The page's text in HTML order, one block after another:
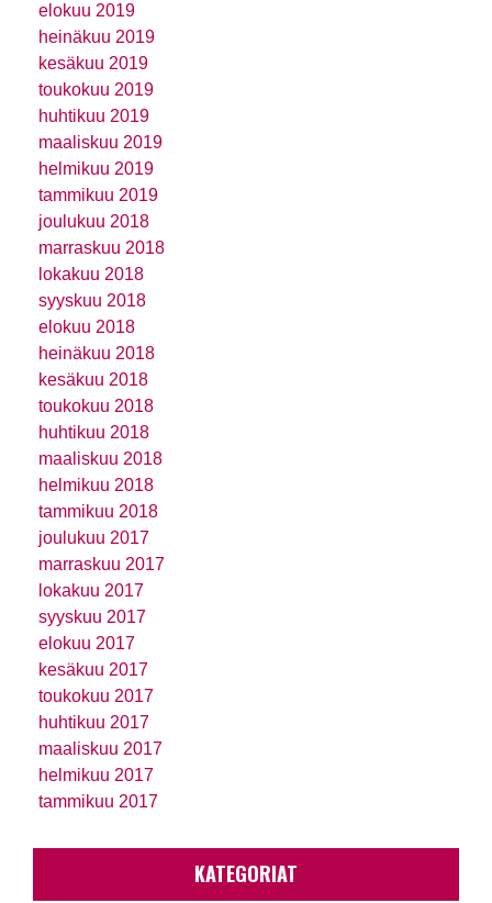
elokuu 2019
heinäkuu 2019
kesäkuu 2019
toukokuu 2019
huhtikuu 2019
maaliskuu 2019
helmikuu 2019
tammikuu 2019
joulukuu 2018
marraskuu 2018
lokakuu 2018
syyskuu 2018
elokuu 2018
heinäkuu 2018
kesäkuu 2018
toukokuu 2018
huhtikuu 2018
maaliskuu 2018
helmikuu 2018
tammikuu 2018
joulukuu 2017
marraskuu 2017
lokakuu 2017
syyskuu 2017
elokuu 2017
kesäkuu 2017
toukokuu 2017
huhtikuu 2017
maaliskuu 2017
helmikuu 2017
tammikuu 2017
KATEGORIAT